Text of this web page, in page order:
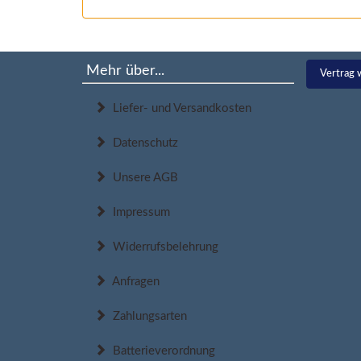
Mehr über...
Liefer- und Versandkosten
Datenschutz
Unsere AGB
Impressum
Widerrufsbelehrung
Anfragen
Zahlungsarten
Batterieverordnung
Vertrag